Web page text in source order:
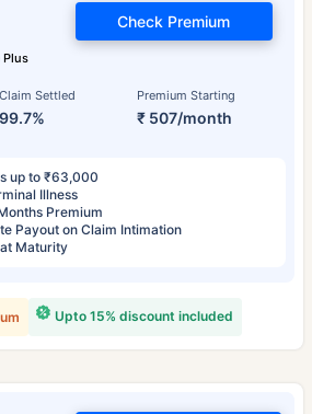
Plus
Claim Settled
99.7%
Premium Starting
₹ 507/month
Check Premium
up to ₹63,000
Illness
Premium
Payout on Claim Intimation
Maturity
Upto 15% discount included